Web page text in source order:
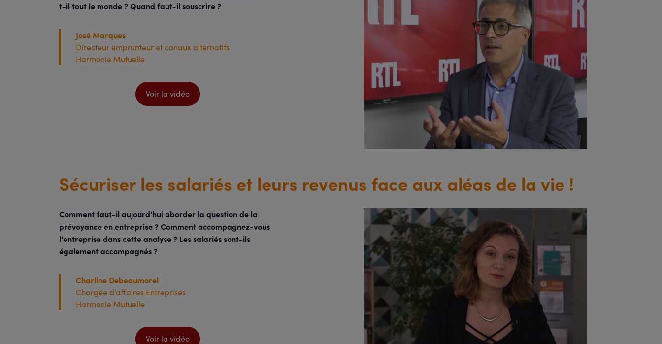
t-il tout le monde ? Quand faut-il souscrire ?
José Marques
Directeur emprunteur et canaux alternatifs
Harmonie Mutuelle
Voir la vidéo
Sécuriser les salariés et leurs revenus face aux aléas de la vie !
Comment faut-il aujourd'hui aborder la question de la
prévoyance en entreprise ? Comment accompagnez-vous
l'entreprise dans cette analyse ? Les salariés sont-ils
également accompagnés ?
Charline Debeaumorel
Chargée d’affaires Entreprises
Harmonie Mutuelle
Voir la vidéo